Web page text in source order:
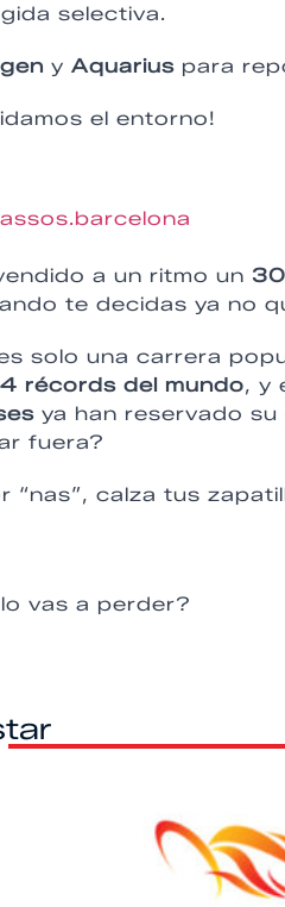
selectiva.
y Aquarius para
el entorno!
a un ritmo un
te decidas ya no
solo una carrera
4 récords del mundo, y
ya han reservado
fuera?
calza tus
vas a perder?